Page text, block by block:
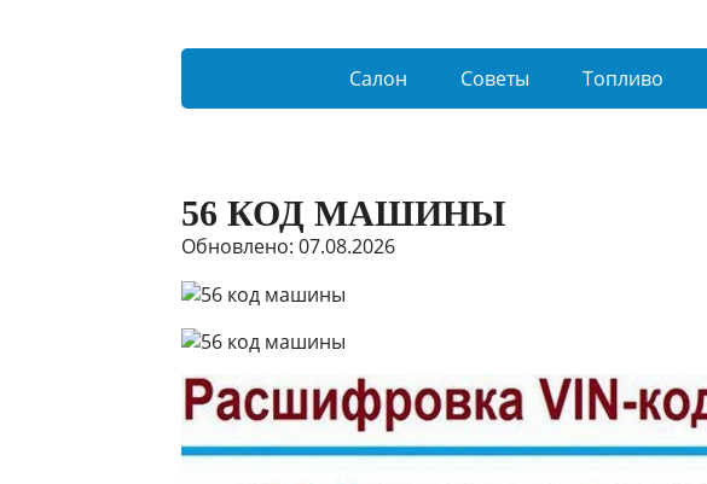
Салон Советы Топливо
56 КОД МАШИНЫ
Обновлено: 07.08.2026